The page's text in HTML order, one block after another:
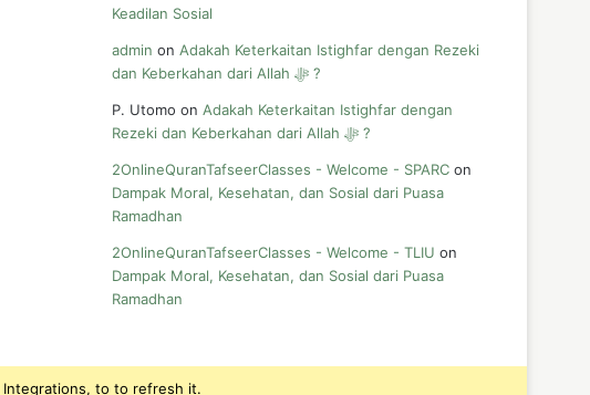
Keadilan Sosial
admin on Adakah Keterkaitan Istighfar dengan Rezeki
dan Keberkahan dari Allah ﷻ ?
P. Utomo on Adakah Keterkaitan Istighfar dengan
Rezeki dan Keberkahan dari Allah ﷻ ?
2OnlineQuranTafseerClasses - Welcome - SPARC on
Dampak Moral, Kesehatan, dan Sosial dari Puasa
Ramadhan
2OnlineQuranTafseerClasses - Welcome - TLIU on
Dampak Moral, Kesehatan, dan Sosial dari Puasa
Ramadhan
Integrations, to to refresh it.